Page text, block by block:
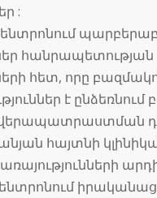
:
հետ, որը
է
վերապատրաստման
հայտնի